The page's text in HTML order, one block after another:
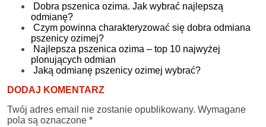
Dobra pszenica ozima. Jak wybrać najlepszą
odmianę?
Czym powinna charakteryzować się dobra odmiana
pszenicy ozimej?
Najlepsza pszenica ozima – top 10 najwyżej
plonujących odmian
Jaką odmianę pszenicy ozimej wybrać?
DODAJ KOMENTARZ
Twój adres email nie zostanie opublikowany. Wymagane
pola są oznaczone *